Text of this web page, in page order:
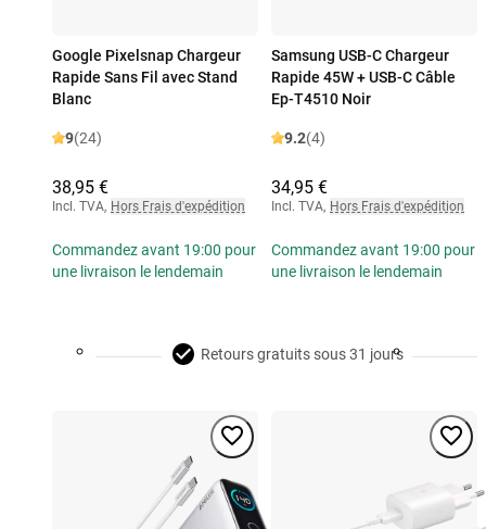
Google Pixelsnap Chargeur
Rapide Sans Fil avec Stand
Blanc
9(24)
38,95 €
Incl. TVA, Hors Frais d'expédition
Commandez avant 19:00 pour
une livraison le lendemain
Samsung USB-C Chargeur
Rapide 45W + USB-C Câble
Ep-T4510 Noir
9.2(4)
34,95 €
Incl. TVA, Hors Frais d'expédition
Commandez avant 19:00 pour
une livraison le lendemain
Retours gratuits sous 31 jours